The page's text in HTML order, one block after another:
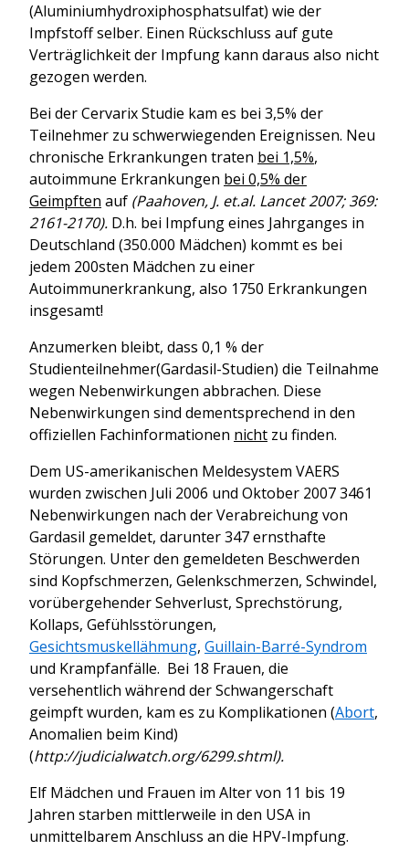
(Aluminiumhydroxiphosphatsulfat) wie der
Impfstoff selber. Einen Rückschluss auf gute
Verträglichkeit der Impfung kann daraus also nicht
gezogen werden.
Bei der Cervarix Studie kam es bei 3,5% der
Teilnehmer zu schwerwiegenden Ereignissen. Neu
chronische Erkrankungen traten bei 1,5%,
autoimmune Erkrankungen bei 0,5% der
Geimpften auf (Paahoven, J. et.al. Lancet 2007; 369:
2161-2170). D.h. bei Impfung eines Jahrganges in
Deutschland (350.000 Mädchen) kommt es bei
jedem 200sten Mädchen zu einer
Autoimmunerkrankung, also 1750 Erkrankungen
insgesamt!
Anzumerken bleibt, dass 0,1 % der
Studienteilnehmer(Gardasil-Studien) die Teilnahme
wegen Nebenwirkungen abbrachen. Diese
Nebenwirkungen sind dementsprechend in den
offiziellen Fachinformationen nicht zu finden.
Dem US-amerikanischen Meldesystem VAERS
wurden zwischen Juli 2006 und Oktober 2007 3461
Nebenwirkungen nach der Verabreichung von
Gardasil gemeldet, darunter 347 ernsthafte
Störungen. Unter den gemeldeten Beschwerden
sind Kopfschmerzen, Gelenkschmerzen, Schwindel,
vorübergehender Sehverlust, Sprechstörung,
Kollaps, Gefühlsstörungen,
Gesichtsmuskellähmung, Guillain-Barré-Syndrom
und Krampfanfälle. Bei 18 Frauen, die
versehentlich während der Schwangerschaft
geimpft wurden, kam es zu Komplikationen (Abort,
Anomalien beim Kind)
(http://judicialwatch.org/6299.shtml).
Elf Mädchen und Frauen im Alter von 11 bis 19
Jahren starben mittlerweile in den USA in
unmittelbarem Anschluss an die HPV-Impfung.